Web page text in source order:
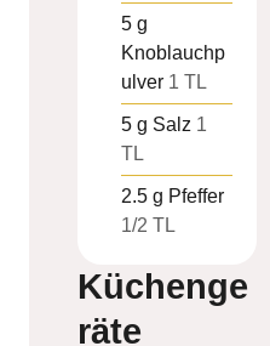
5 g
Knoblauchp
ulver 1 TL
5 g Salz 1
TL
2.5 g Pfeffer
1/2 TL
Küchenge
räte